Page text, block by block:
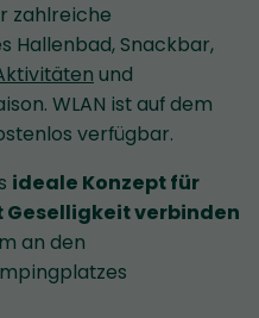
zahlreiche
Hallenbad, Snackbar,
und
WLAN ist auf dem
verfügbar.
ideale Konzept für
Geselligkeit verbinden
an den